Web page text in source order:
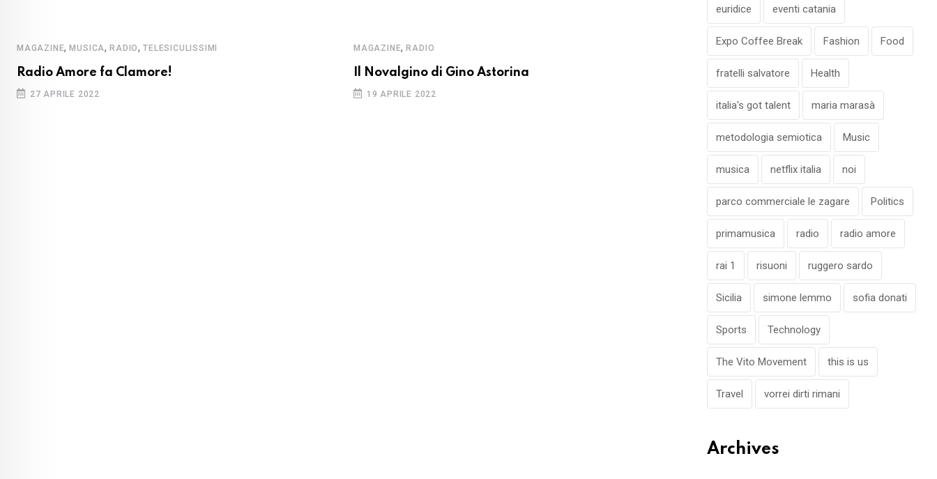
MAGAZINE,MUSICA,RADIO,TELESICULISSIMI
Radio Amore fa Clamore!
27 APRILE 2022
MAGAZINE,RADIO
Il Novalgino di Gino Astorina
19 APRILE 2022
SENZA CATEGORIA
Gli Xsephiroth 2° POSTO ALL’ULTIMA
RISUONI SI
15 APRILE 2022
euridice eventi catania
Expo Coffee Break Fashion Food
fratelli salvatore Health
italia's got talent maria marasà
metodologia semiotica Music
musica netflix italia noi
parco commerciale le zagare Politics
primamusica radio radio amore
rai 1 risuoni ruggero sardo
Sicilia simone lemmo sofia donati
Sports Technology
The Vito Movement this is us
Travel vorrei dirti rimani
Archives